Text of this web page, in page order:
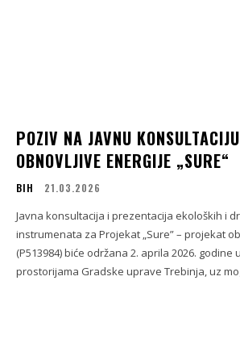
POZIV NA JAVNU
OBNOVLJIVE ENERGIJE „SURE“
BIH 21.03.2026
Javna konsultacija i prezentacija ekoloških i
instrumenata za Projekat „Sure” – projekat
(P513984) biće održana 2. aprila 2026. godine
prostorijama Gradske uprave Trebinja, uz